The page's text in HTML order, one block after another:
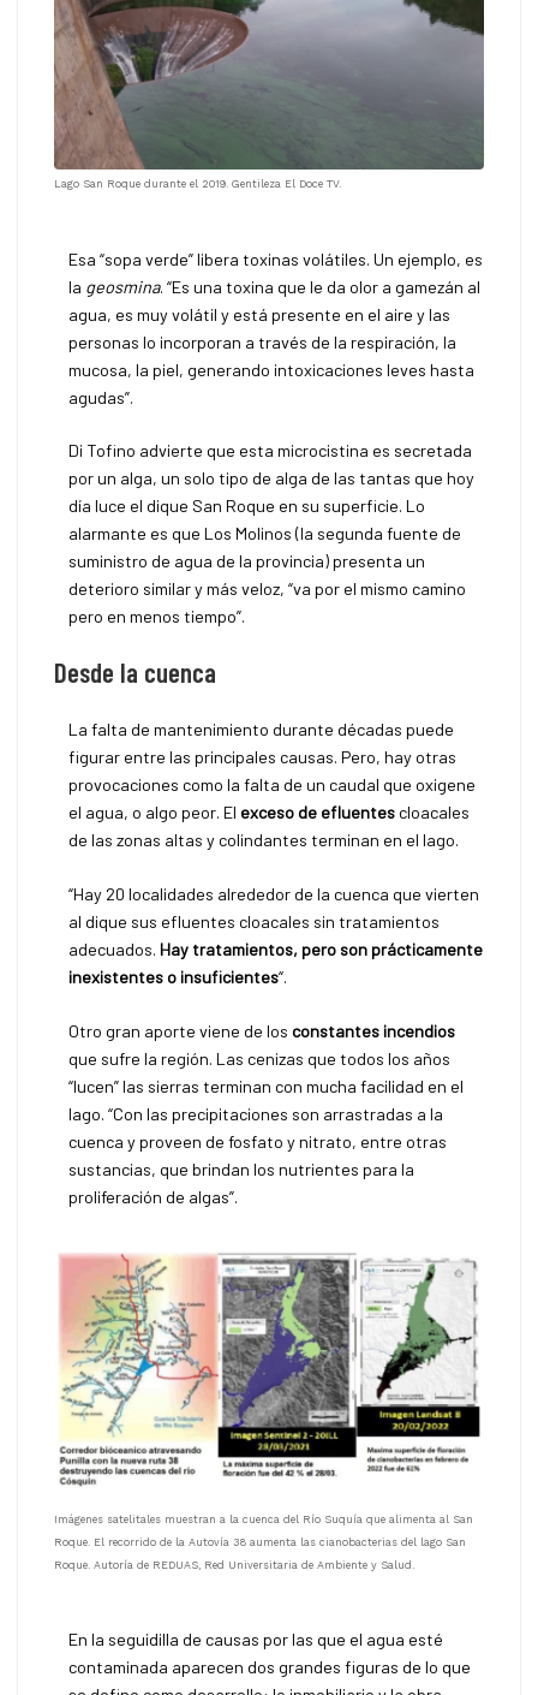
Lago San Roque durante el 2019. Gentileza El Doce TV.
Esa “sopa verde” libera toxinas volátiles. Un ejemplo, es
la geosmina. “Es una toxina que le da olor a gamezán al
agua, es muy volátil y está presente en el aire y las
personas lo incorporan a través de la respiración, la
mucosa, la piel, generando intoxicaciones leves hasta
agudas”.
Di Tofino advierte que esta microcistina es secretada
por un alga, un solo tipo de alga de las tantas que hoy
día luce el dique San Roque en su superficie. Lo
alarmante es que Los Molinos (la segunda fuente de
suministro de agua de la provincia) presenta un
deterioro similar y más veloz, “va por el mismo camino
pero en menos tiempo”.
Desde la cuenca
La falta de mantenimiento durante décadas puede
figurar entre las principales causas. Pero, hay otras
provocaciones como la falta de un caudal que oxigene
el agua, o algo peor. El exceso de efluentes cloacales
de las zonas altas y colindantes terminan en el lago.
“Hay 20 localidades alrededor de la cuenca que vierten
al dique sus efluentes cloacales sin tratamientos
adecuados. Hay tratamientos, pero son prácticamente
inexistentes o insuficientes“.
Otro gran aporte viene de los constantes incendios
que sufre la región. Las cenizas que todos los años
“lucen” las sierras terminan con mucha facilidad en el
lago. “Con las precipitaciones son arrastradas a la
cuenca y proveen de fosfato y nitrato, entre otras
sustancias, que brindan los nutrientes para la
proliferación de algas”.
Imágenes satelitales muestran a la cuenca del Río Suquía que alimenta al San
Roque. El recorrido de la Autovía 38 aumenta las cianobacterias del lago San
Roque. Autoría de REDUAS, Red Universitaria de Ambiente y Salud.
En la seguidilla de causas por las que el agua esté
contaminada aparecen dos grandes figuras de lo que